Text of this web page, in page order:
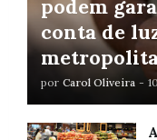
podem
conta de
por Carol Oliveira -